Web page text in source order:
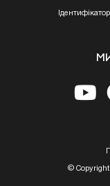
© Copyright